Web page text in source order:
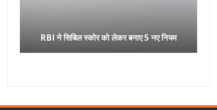
RBI ने सिबिल स्कोर को लेकर बनाए 5 नए नियम